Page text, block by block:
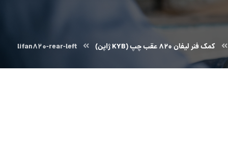
کمک فنر لیفان ۸۲۰ عقب چپ (KYB ژاپن) lifan820-rear-left